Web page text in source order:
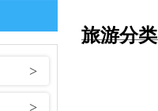
旅游分类